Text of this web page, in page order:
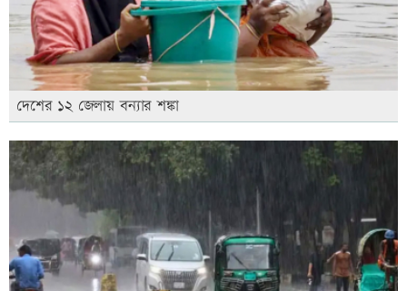
দেশের ১২ জেলায় বন্যার শঙ্কা